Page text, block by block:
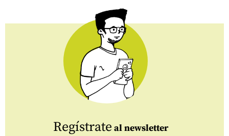
Regístrate al newsletter